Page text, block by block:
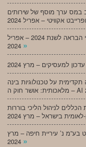
במס ערך מוסף של שירותים
מעו”דכן יחסי עבודה – הקפאה והפחתה של דמי הבראה לשנת 2024 – אפריל
»
תקדימית על טכנולוגיות בינה
לניהול הליכי בוררות
בע”מ נ’ עיריית חיפה – מרץ
»